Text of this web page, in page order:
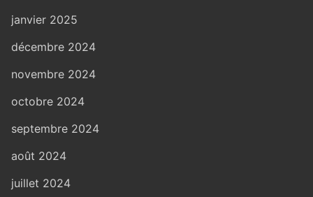
janvier 2025
décembre 2024
novembre 2024
octobre 2024
septembre 2024
août 2024
juillet 2024